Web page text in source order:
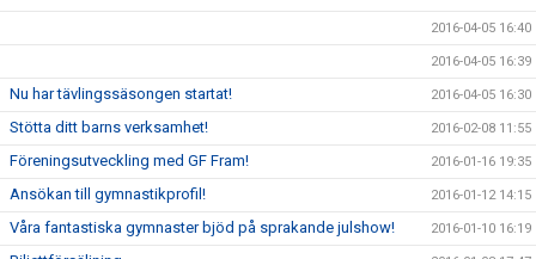
2016-04-05 16:40
2016-04-05 16:39
Nu har tävlingssäsongen startat! 2016-04-05 16:30
Stötta ditt barns verksamhet! 2016-02-08 11:55
Föreningsutveckling med GF Fram! 2016-01-16 19:35
Ansökan till gymnastikprofil! 2016-01-12 14:15
Våra fantastiska gymnaster bjöd på sprakande julshow! 2016-01-10 16:19